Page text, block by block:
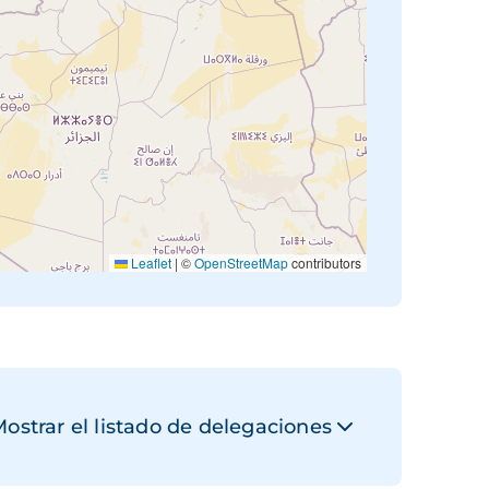
Leaflet | ©OpenStreetMapcontributors
el listado de delegaciones